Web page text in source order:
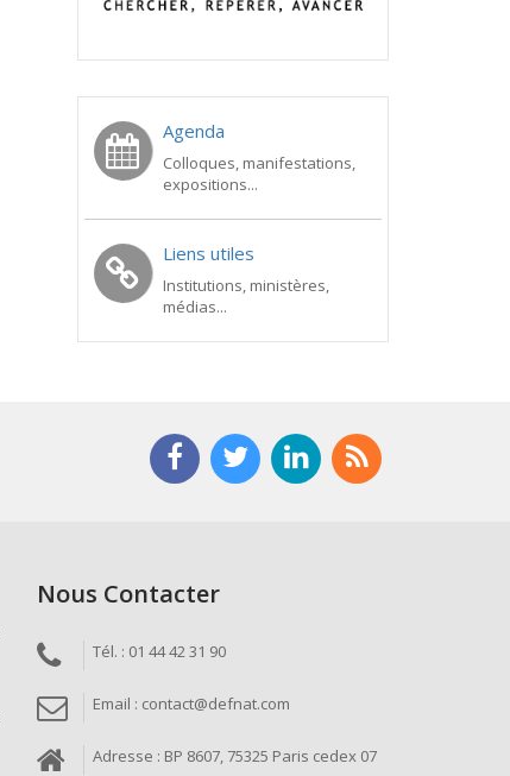
Agenda
Colloques, manifestations,
expositions...
Liens utiles
Institutions, ministères,
médias...
Nous Contacter
Tél. : 01 44 42 31 90
Email : contact@defnat.com
Adresse : BP 8607, 75325 Paris cedex 07